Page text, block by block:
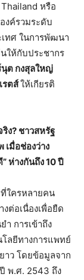
หรือ
งค์รวมระดับ
ทศ ในการพัฒนา
ให้กับประชากร
นุต กงสุลใหญ่
รตส์ให้เกียรติ
ง? ชาวสหรัฐ
เมื่อช่องว่าง
”ห่างกันถึง10ปี
ใครหลายคน
ต่อเนื่องเพื่อยืด
การเข้าถึง
ลยีทางการแพทย์
ว โดยข้อมูลจาก
พ.ศ. 2543 ถึง